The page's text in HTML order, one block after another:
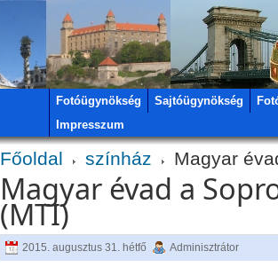
Fotóügynökség Sajtóügynökség
Impresszum
Főoldal színház Magyar
Magyar évad a
(MTI)
2015. augusztus 31. hétfő Adminisztrátor